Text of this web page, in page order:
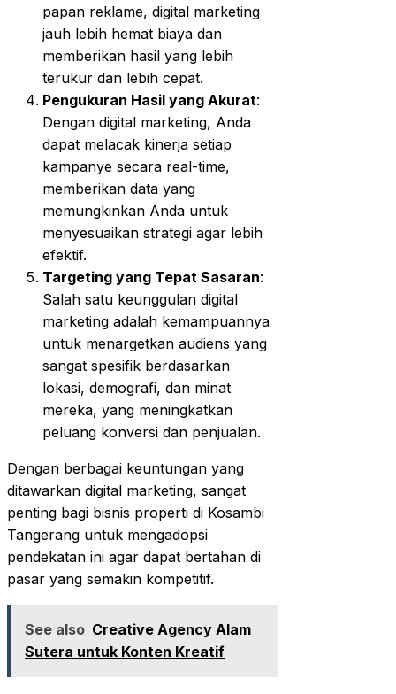
papan reklame, digital marketing
jauh lebih hemat biaya dan
memberikan hasil yang lebih
terukur dan lebih cepat.
Pengukuran Hasil yang Akurat:
Dengan digital marketing, Anda
dapat melacak kinerja setiap
kampanye secara real-time,
memberikan data yang
memungkinkan Anda untuk
menyesuaikan strategi agar lebih
efektif.
Targeting yang Tepat Sasaran:
Salah satu keunggulan digital
marketing adalah kemampuannya
untuk menargetkan audiens yang
sangat spesifik berdasarkan
lokasi, demografi, dan minat
mereka, yang meningkatkan
peluang konversi dan penjualan.
Dengan berbagai keuntungan yang
ditawarkan digital marketing, sangat
penting bagi bisnis properti di Kosambi
Tangerang untuk mengadopsi
pendekatan ini agar dapat bertahan di
pasar yang semakin kompetitif.
See also Creative Agency Alam
Sutera untuk Konten Kreatif